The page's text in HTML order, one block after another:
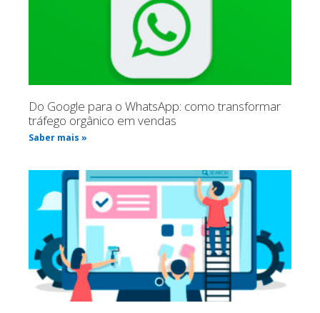
Do Google para o WhatsApp: como transformar
tráfego orgânico em vendas
Saber mais »